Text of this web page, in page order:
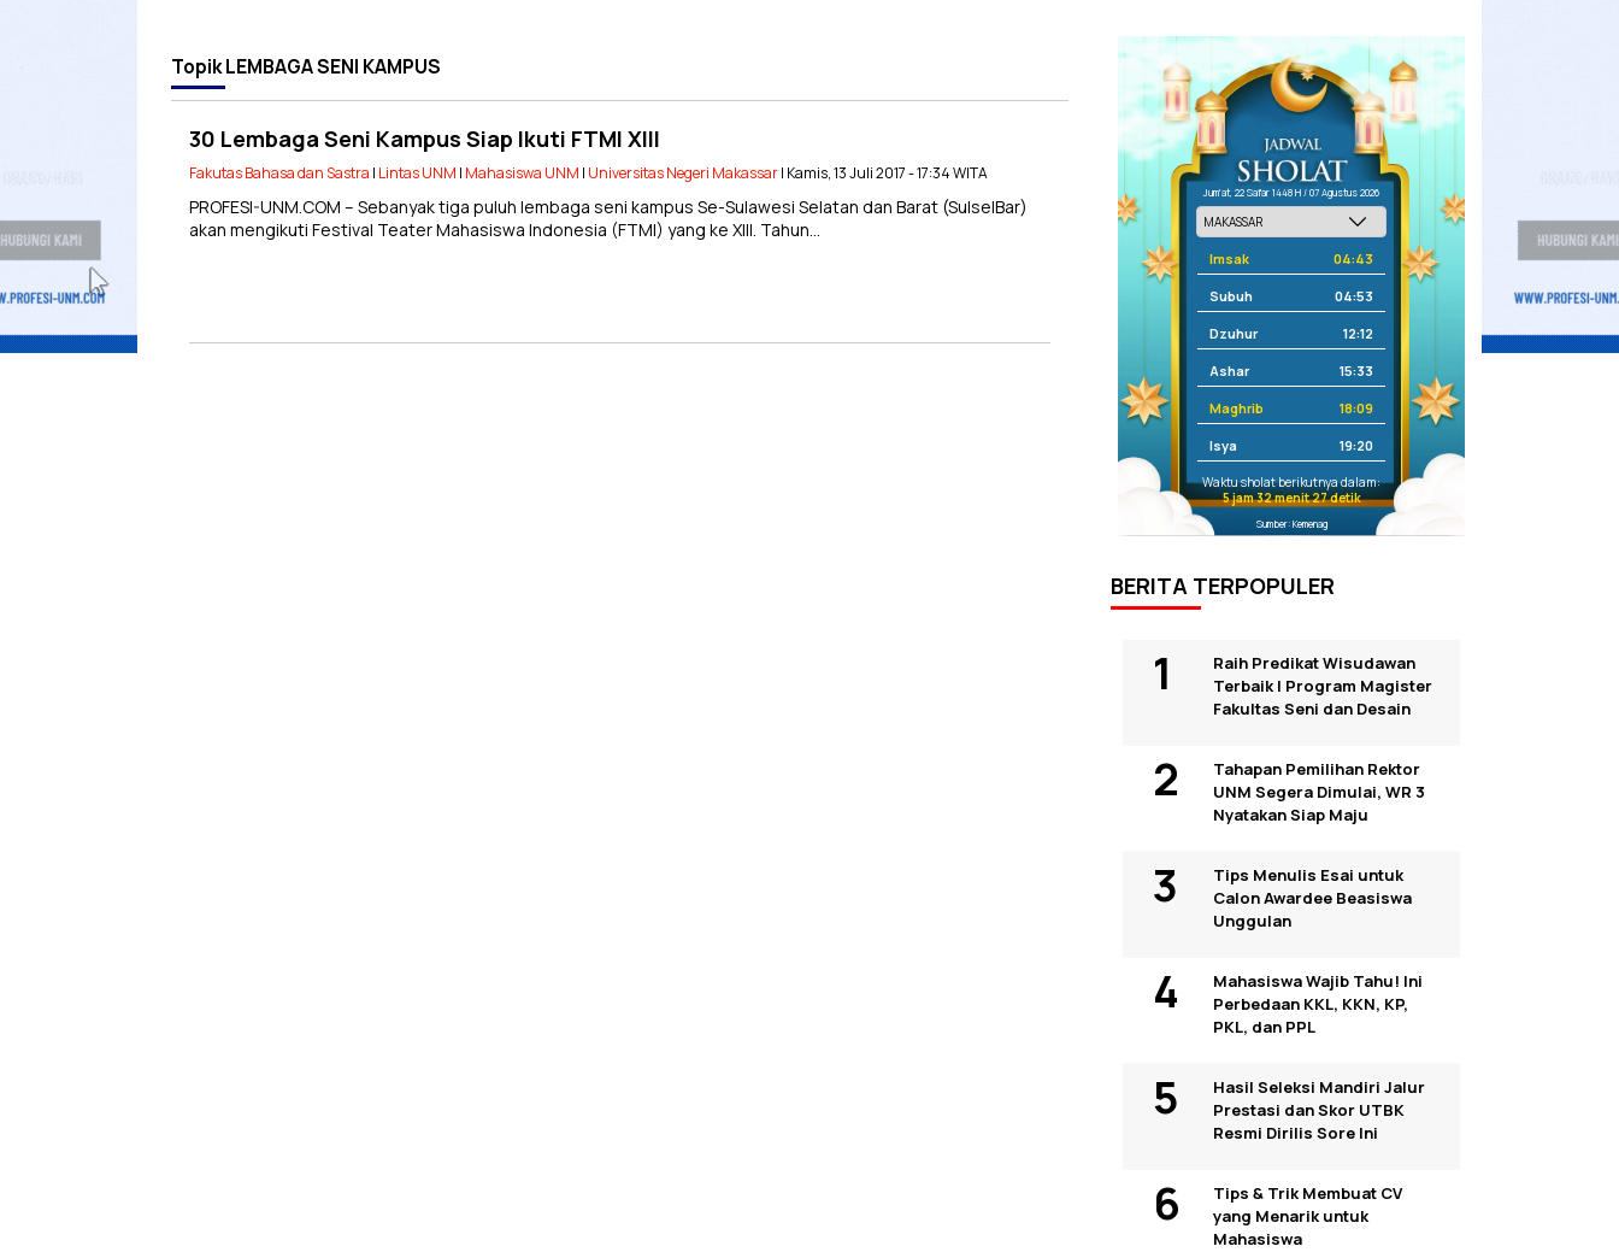
TopikLEMBAGA SENI KAMPUS
30 Lembaga Seni Kampus Siap Ikuti FTMI XIII
Fakutas Bahasa dan Sastra | Lintas UNM | Mahasiswa UNM | Universitas Negeri Makassar| Kamis, 13 Juli 2017 - 17:34 WITA
PROFESI-UNM.COM – Sebanyak tiga puluh lembaga seni kampus Se-Sulawesi Selatan dan Barat (SulselBar)
akan mengikuti Festival Teater Mahasiswa Indonesia (FTMI) yang ke XIII. Tahun…
Jum'at, 22 Safar 1448 H / 07 Agustus 2026
Imsak 04:43
Subuh 04:53
Dzuhur 12:12
Ashar 15:33
Maghrib 18:09
Isya 19:20
Waktu sholat berikutnya dalam:
5 jam 32 menit 27 detik
Sumber: Kemenag
BERITA TERPOPULER
Raih Predikat Wisudawan
Terbaik I Program Magister
Fakultas Seni dan Desain
Tahapan Pemilihan Rektor
UNM Segera Dimulai, WR 3
Nyatakan Siap Maju
Tips Menulis Esai untuk
Calon Awardee Beasiswa
Unggulan
Mahasiswa Wajib Tahu! Ini
Perbedaan KKL, KKN, KP,
PKL, dan PPL
Hasil Seleksi Mandiri Jalur
Prestasi dan Skor UTBK
Resmi Dirilis Sore Ini
Tips & Trik Membuat CV
yang Menarik untuk
Mahasiswa